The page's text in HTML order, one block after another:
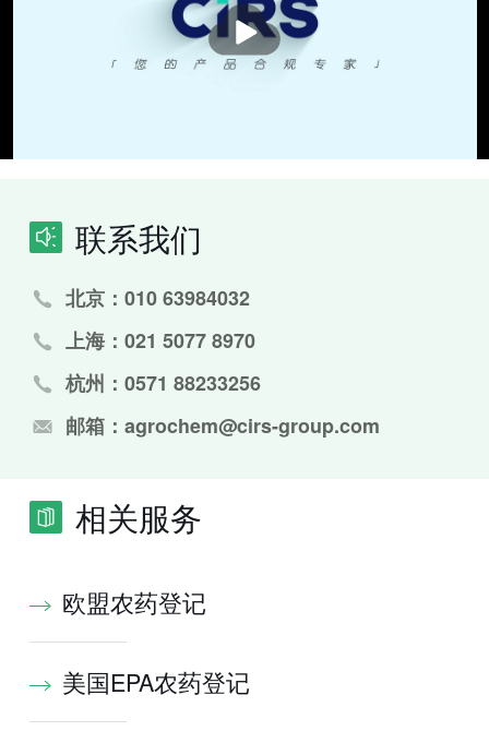
播
放
联系我们
北京：010 63984032
上海：021 5077 8970
杭州：0571 88233256
邮箱：agrochem@cirs-group.com
相关服务
欧盟农药登记
美国EPA农药登记